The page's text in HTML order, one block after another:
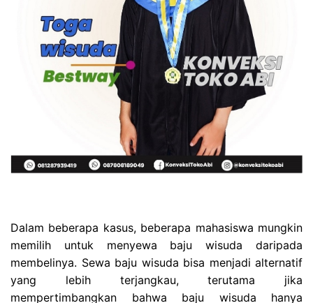
Dalam beberapa kasus, beberapa mahasiswa mungkin
memilih untuk menyewa baju wisuda daripada
membelinya. Sewa baju wisuda bisa menjadi alternatif
yang lebih terjangkau, terutama jika
mempertimbangkan bahwa baju wisuda hanya